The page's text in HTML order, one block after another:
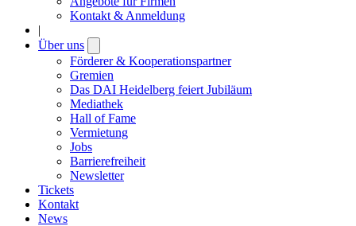
Kontakt & Anmeldung
|
Über uns
submenu
Förderer & Kooperationspartner
Gremien
Das DAI Heidelberg feiert Jubiläum
Mediathek
Hall of Fame
Vermietung
Jobs
Barrierefreiheit
Newsletter
Tickets
Kontakt
News